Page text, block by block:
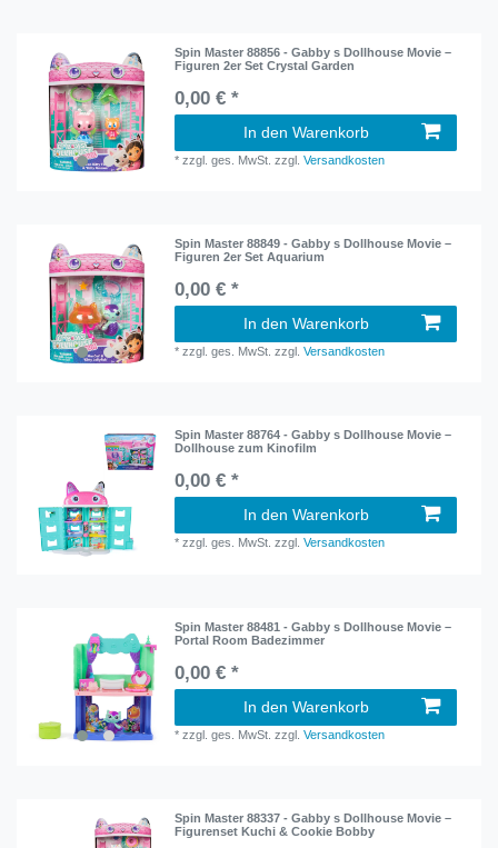
Spin Master 88856 - Gabby s Dollhouse Movie –
Figuren 2er Set Crystal Garden
0,00 € *
In den Warenkorb
*zzgl. ges. MwSt. zzgl.Versandkosten
Spin Master 88849 - Gabby s Dollhouse Movie –
Figuren 2er Set Aquarium
0,00 € *
In den Warenkorb
*zzgl. ges. MwSt. zzgl.Versandkosten
Spin Master 88764 - Gabby s Dollhouse Movie –
Dollhouse zum Kinofilm
0,00 € *
In den Warenkorb
*zzgl. ges. MwSt. zzgl.Versandkosten
Spin Master 88481 - Gabby s Dollhouse Movie –
Portal Room Badezimmer
0,00 € *
In den Warenkorb
*zzgl. ges. MwSt. zzgl.Versandkosten
Spin Master 88337 - Gabby s Dollhouse Movie –
Figurenset Kuchi & Cookie Bobby